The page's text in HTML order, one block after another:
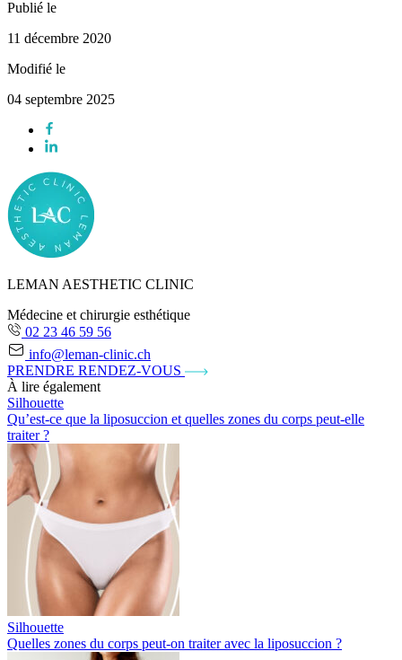
Publié le
11 décembre 2020
Modifié le
04 septembre 2025
LEMAN AESTHETIC CLINIC
Médecine et chirurgie esthétique
02 23 46 59 56
info@leman-clinic.ch
PRENDRE RENDEZ-VOUS
À lire également
Silhouette
Qu’est-ce que la liposuccion et quelles zones du corps peut-elle
traiter ?
Silhouette
Quelles zones du corps peut-on traiter avec la liposuccion ?